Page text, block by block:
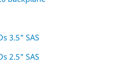
3.5" SAS
2.5" SAS